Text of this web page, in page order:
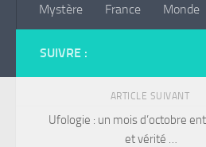
Mystère France Monde
SUIVRE :
ARTICLE SUIVANT
Ufologie : un mois d’octobre
et vérité …